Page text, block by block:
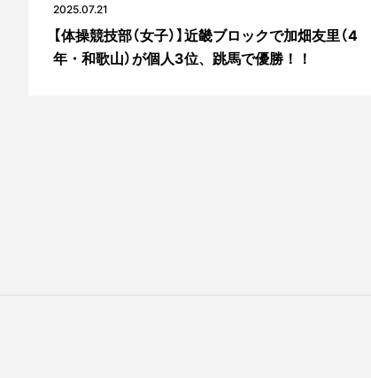
2025.07.21
【体操競技部（女子）】近畿ブロックで加畑友里（4
年・和歌山）が個人3位、跳馬で優勝！！